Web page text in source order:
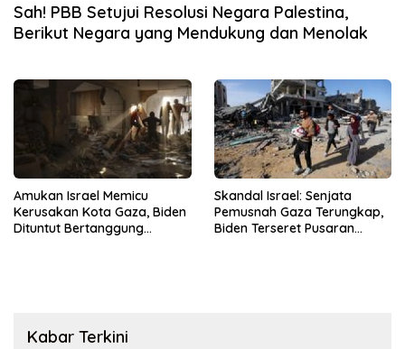
Sah! PBB Setujui Resolusi Negara Palestina,
Berikut Negara yang Mendukung dan Menolak
Amukan Israel Memicu
Kerusakan Kota Gaza, Biden
Dituntut Bertanggung
Skandal Israel: Senjata
Pemusnah Gaza Terungkap,
Biden Terseret Pusaran
Kabar Terkini